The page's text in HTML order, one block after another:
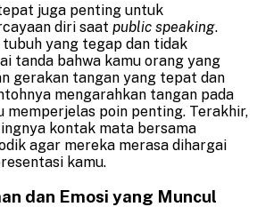
juga penting untuk
diri saat public speaking.
yang tegap dan tidak
tanda bahwa kamu orang yang
gerakan tangan yang tepat dan
mengarahkan tangan pada
memperjelas poin penting. Terakhir,
kontak mata bersama
agar mereka merasa dihargai
kamu.
dan Emosi yang Muncul